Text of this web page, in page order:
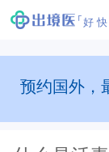
好
预约国外，